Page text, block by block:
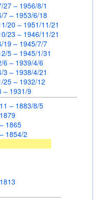
27 – 1956/8/1
7 – 1953/6/18
20 – 1951/11/21
23 – 1946/11/21
19 – 1945/7/7
5 – 1945/1/31
6 – 1939/4/6
3 – 1938/4/21
25 – 1932/12
– 1931/9
– 1883/8/5
1865
1854/2